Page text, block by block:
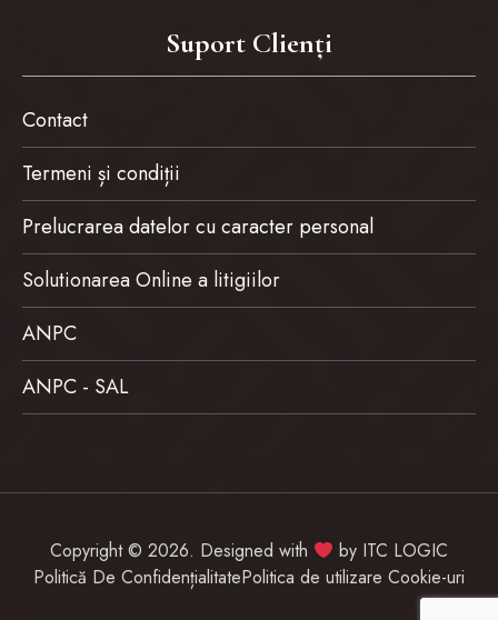
Suport Clienți
Contact
Termeni și condiții
Prelucrarea datelor cu caracter personal
Solutionarea Online a litigiilor
ANPC
ANPC - SAL
Copyright © 2026. Designed with by ITC LOGIC
Politică De ConfidențialitatePolitica de utilizare Cookie-uri